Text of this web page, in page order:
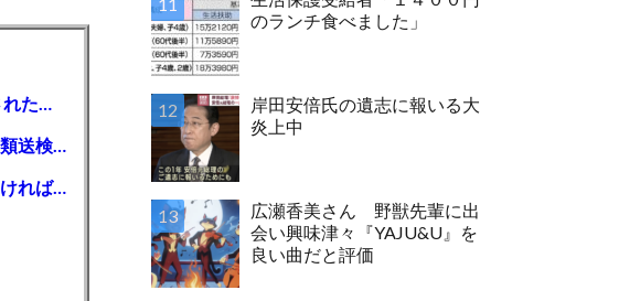
【MLB】「大谷は謙虚ではない」少女が全米生中継で突然の大谷翔平批判 サイン無視された過去明かす
【千葉】「みんなで走れて楽しかった」 バイクでバースデー集団暴走 男女５７人を書類送検 SNSで参加者募る
ガソリン減税、１兆円の財源必要 石破首相・立憲野田氏「財源は死に物狂いで確保しなければならない」「本当に死に物狂いで」
のランチ食べました」
岸田安倍氏の遺志に報いる大
炎上中
広瀬香美さん 野獣先輩に出
会い興味津々『YAJU&U』を
良い曲だと評価